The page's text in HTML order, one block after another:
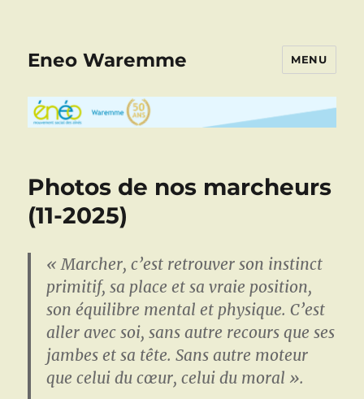
Eneo Waremme MENU
Photos de nos marcheurs
(11-2025)
« Marcher, c’est retrouver son instinct
primitif, sa place et sa vraie position,
son équilibre mental et physique. C’est
aller avec soi, sans autre recours que ses
jambes et sa tête. Sans autre moteur
que celui du cœur, celui du moral ».